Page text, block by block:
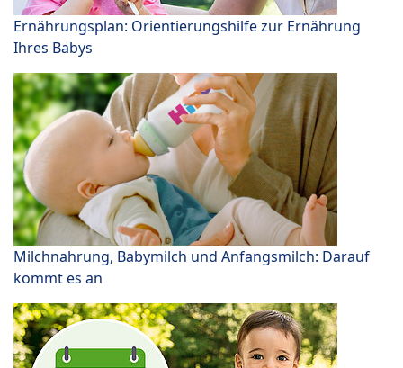
Ernährungsplan: Orientierungshilfe zur Ernährung
Ihres Babys
Milchnahrung, Babymilch und Anfangsmilch: Darauf
kommt es an